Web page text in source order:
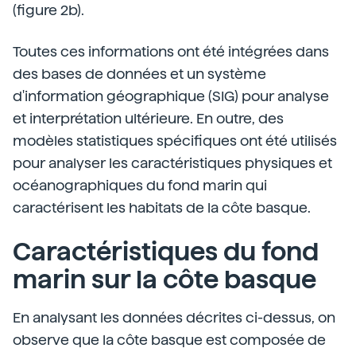
(figure 2b).
Toutes ces informations ont été intégrées dans
des bases de données et un système
d'information géographique (SIG) pour analyse
et interprétation ultérieure. En outre, des
modèles statistiques spécifiques ont été utilisés
pour analyser les caractéristiques physiques et
océanographiques du fond marin qui
caractérisent les habitats de la côte basque.
Caractéristiques du fond
marin sur la côte basque
En analysant les données décrites ci-dessus, on
observe que la côte basque est composée de